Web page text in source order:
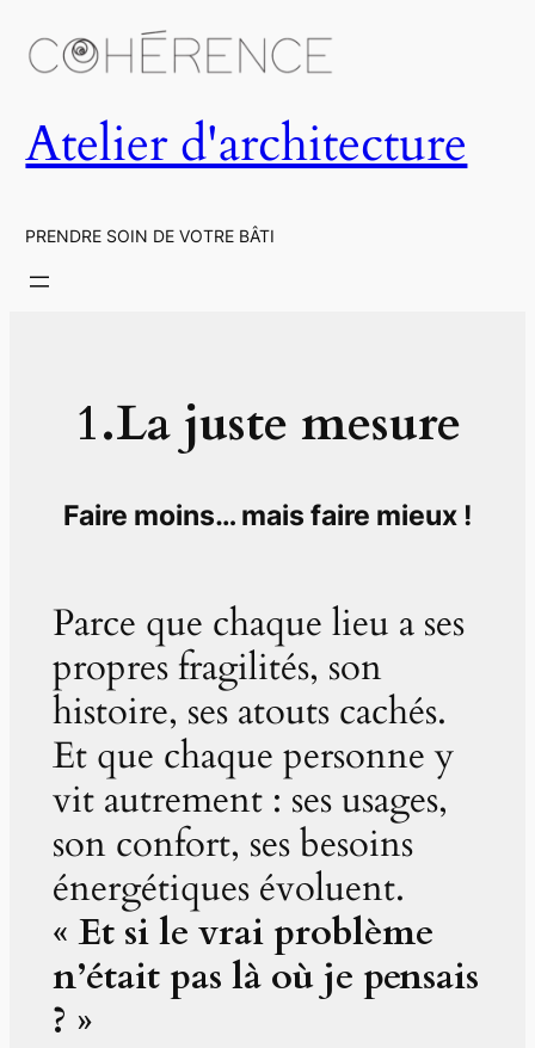
au
Atelier d'architecture
PRENDRE SOIN DE VOTRE BÂTI
1.La juste mesure
Faire moins… mais faire mieux !
Parce que chaque lieu a ses
propres fragilités, son
histoire, ses atouts cachés.
Et que chaque personne y
vit autrement : ses usages,
son confort, ses besoins
énergétiques évoluent.
« Et si le vrai problème
n’était pas là où je pensais
? »